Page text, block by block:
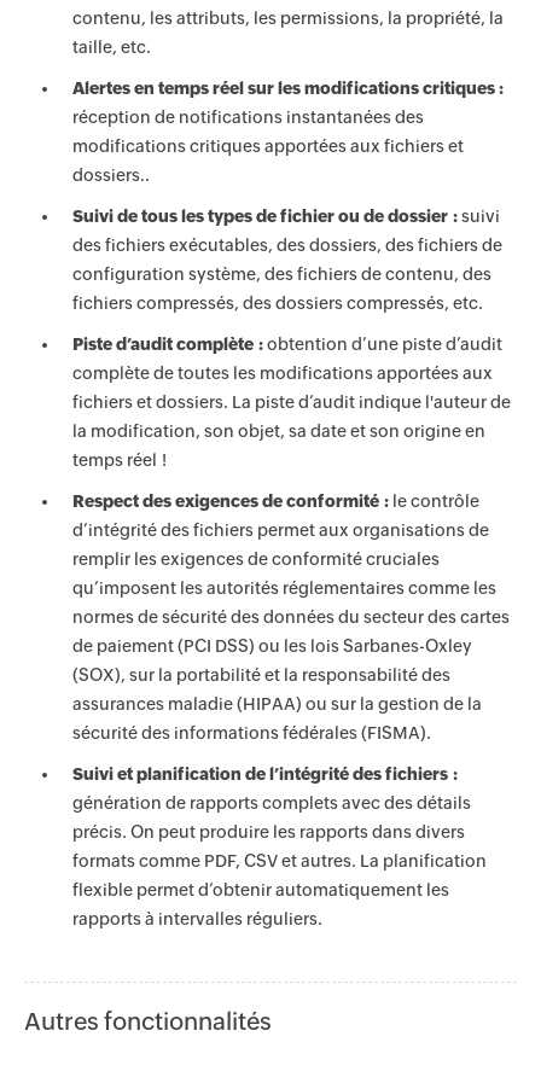
contenu, les attributs, les permissions, la propriété, la
taille, etc.
Alertes en temps réel sur les modifications critiques :
réception de notifications instantanées des
modifications critiques apportées aux fichiers et
dossiers..
Suivi de tous les types de fichier ou de dossier :suivi
des fichiers exécutables, des dossiers, des fichiers de
configuration système, des fichiers de contenu, des
fichiers compressés, des dossiers compressés, etc.
Piste d’audit complète :obtention d’une piste d’audit
complète de toutes les modifications apportées aux
fichiers et dossiers. La piste d’audit indique l'auteur de
la modification, son objet, sa date et son origine en
temps réel !
Respect des exigences de conformité : le contrôle
d’intégrité des fichiers permet aux organisations de
remplir les exigences de conformité cruciales
qu’imposent les autorités réglementaires comme les
normes de sécurité des données du secteur des cartes
de paiement (PCI DSS) ou les lois Sarbanes-Oxley
(SOX), sur la portabilité et la responsabilité des
assurances maladie (HIPAA) ou sur la gestion de la
sécurité des informations fédérales (FISMA).
Suivi et planification de l’intégrité des fichiers :
génération de rapports complets avec des détails
précis. On peut produire les rapports dans divers
formats comme PDF, CSV et autres. La planification
flexible permet d’obtenir automatiquement les
rapports à intervalles réguliers.
Autres fonctionnalités